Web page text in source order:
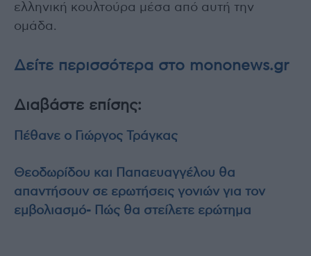
ελληνική κουλτούρα μέσα από αυτή την
ομάδα.
Δείτε περισσότερα στο mononews.gr
Διαβάστε επίσης:
Πέθανε ο Γιώργος Τράγκας
Θεοδωρίδου και Παπαευαγγέλου θα
απαντήσουν σε ερωτήσεις γονιών για τον
εμβολιασμό- Πώς θα στείλετε ερώτημα